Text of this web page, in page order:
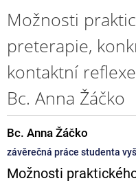
Možnosti
preterapie,
kontaktní
Bc. Anna Žáčko
Bc. Anna Žáčko
závěrečná práce studenta
Možnosti